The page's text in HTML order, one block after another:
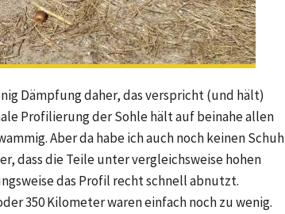
Dämpfung daher, das verspricht (und hält)
Profilierung der Sohle hält auf beinahe allen
Aber da habe ich auch noch keinen Schuh
dass die Teile unter vergleichsweise hohen
das Profil recht schnell abnutzt.
350 Kilometer waren einfach noch zu wenig.